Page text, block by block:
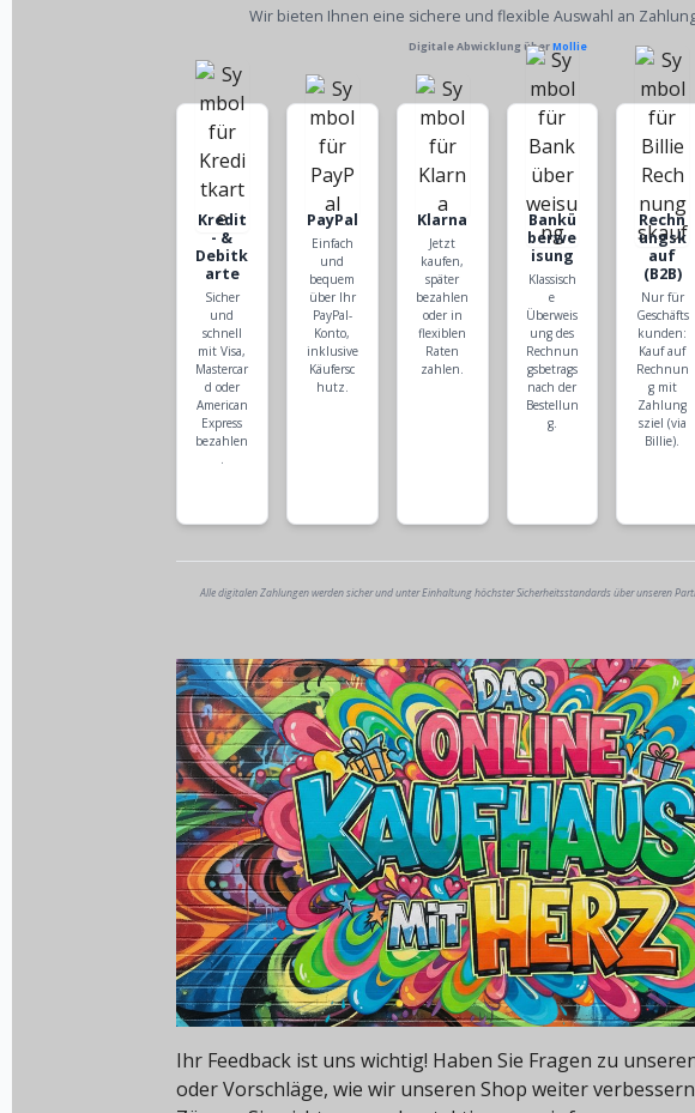
Wir bieten Ihnen eine sichere und flexible Auswahl an
Digitale Abwicklung überMollie
Kredit
- &
Debitk
arte
Sicher
und
schnell
mit Visa,
Mastercar
d oder
American
Express
bezahlen
.
PayPal
Einfach
und
bequem
über Ihr
PayPal-
Konto,
inklusive
Käufersc
hutz.
Klarna
Jetzt
kaufen,
später
bezahlen
oder in
flexiblen
Raten
zahlen.
Bankü
berwe
isung
Klassisch
e
Überweis
ung des
Rechnun
gsbetrags
nach der
Bestellun
g.
Rechn
ungsk
auf
(B2B)
Nur für
Geschäfts
kunden:
Kauf auf
Rechnun
g mit
Zahlung
sziel (via
Billie).
Alle digitalen Zahlungen werden sicher und unter Einhaltung höchster Sicherheitsstandards über unseren
Ihr Feedback ist uns wichtig! Haben Sie Fragen zu
oder Vorschläge, wie wir unseren Shop weiter